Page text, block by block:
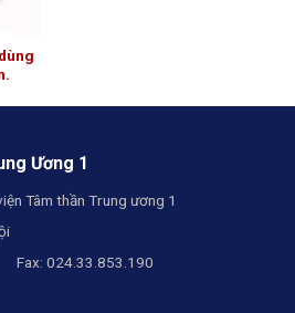
Ương 1
Tâm thần Trung ương 1
024.33.853.190